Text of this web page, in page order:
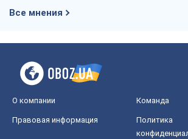
Все мнения
О компании Команда
Правовая информация
Политика